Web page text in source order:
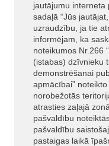
jautājumu interneta
sadaļā “Jūs
uzraudzību, ja tie
informējam, ka
noteikumos Nr.266
(istabas) dzīvnieku
demonstrēšanai
apmācībai”
norobežotās
atrasties zaļajā
pašvaldību
pašvaldību
pastaigas laikā